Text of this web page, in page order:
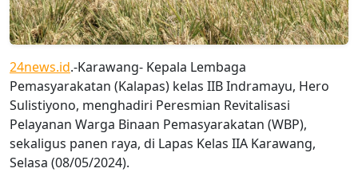
24news.id.-Karawang- Kepala Lembaga
Pemasyarakatan (Kalapas) kelas IIB Indramayu, Hero
Sulistiyono, menghadiri Peresmian Revitalisasi
Pelayanan Warga Binaan Pemasyarakatan (WBP),
sekaligus panen raya, di Lapas Kelas IIA Karawang,
Selasa (08/05/2024).